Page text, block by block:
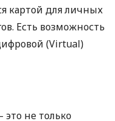
картой для личных
Есть возможность
(Virtual)
не только